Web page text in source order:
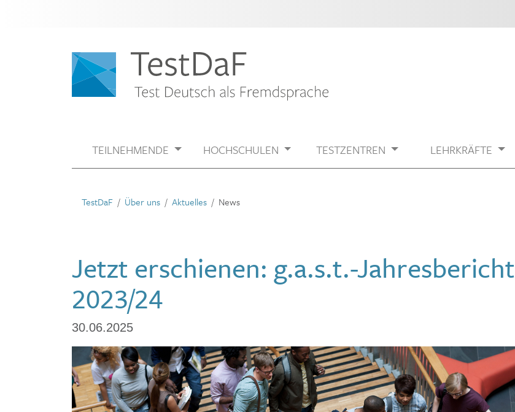
TEILNEHMENDE HOCHSCHULEN TESTZENTREN LEHRKRÄFTE
TestDaF Über uns Aktuelles News
Jetzt erschienen: g.a.s.t.-Jahresbericht
2023/24
30.06.2025